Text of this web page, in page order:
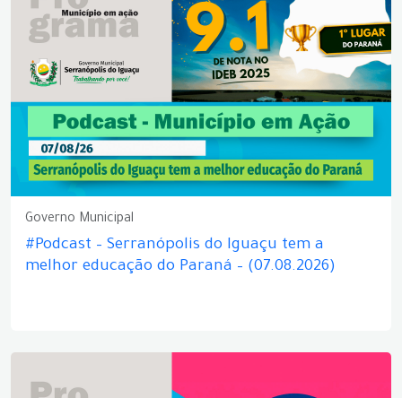
Governo Municipal
#Podcast – Serranópolis do Iguaçu tem a
melhor educação do Paraná – (07.08.2026)